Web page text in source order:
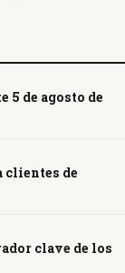
5 de agosto de
clientes de
clave de los